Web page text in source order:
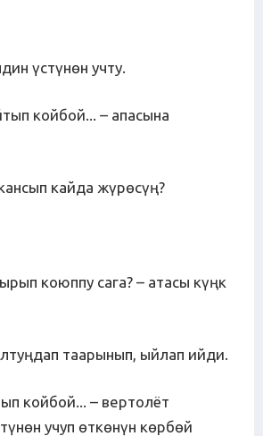
үстүнөн учту.
койбой... – апасына
кайда жүрөсүң?
коюппу сага? – атасы күңк
таарынып, ыйлап ийди.
койбой... – вертолёт
учуп өткөнүн көрбөй